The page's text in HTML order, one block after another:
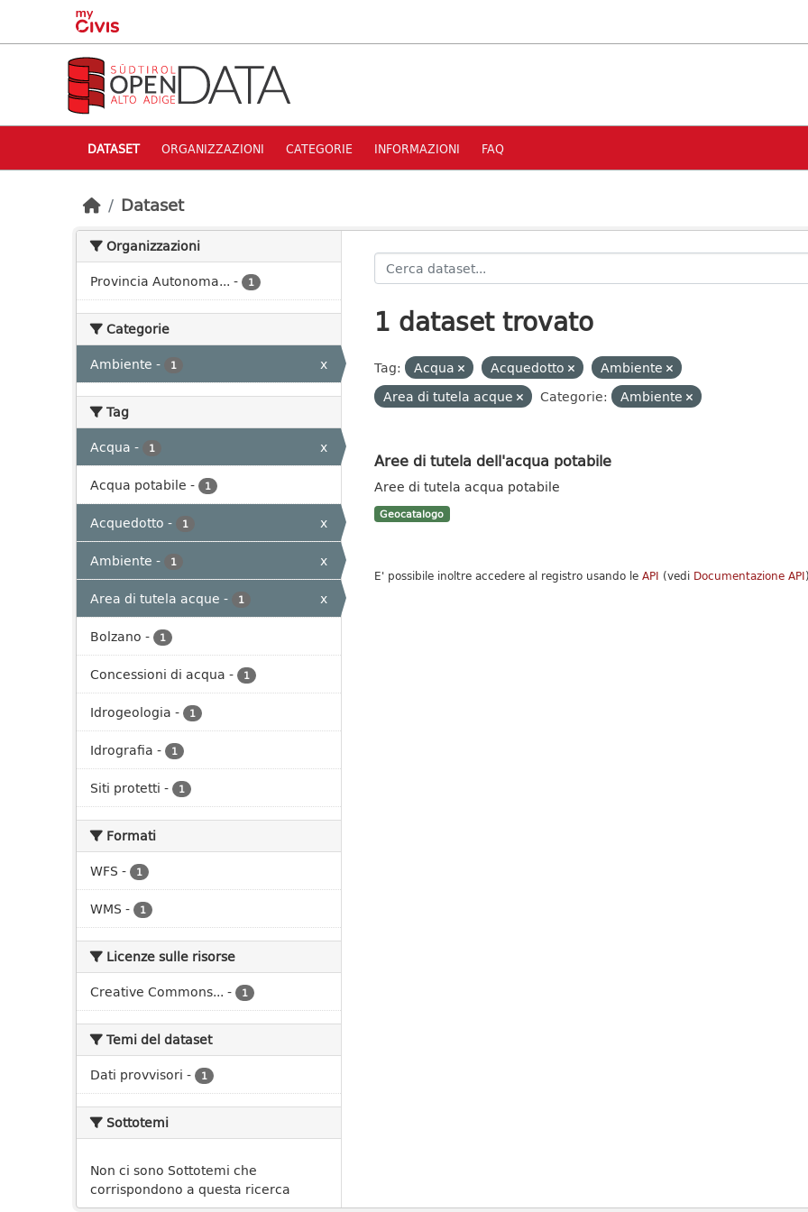
Skip to main content
DATASET ORGANIZZAZIONI CATEGORIE INFORMAZIONI FAQ
Dataset
Organizzazioni
Provincia Autonoma... - 1
Categorie
Ambiente - 1 x
Tag
Acqua - 1
x
Acqua potabile - 1
Acquedotto - 1
x
Ambiente - 1
x
Area di tutela acque - 1
x
Bolzano - 1
Concessioni di acqua - 1
Idrogeologia - 1
Idrografia - 1
Siti protetti - 1
Formati
WFS - 1
WMS - 1
Licenze sulle risorse
Creative Commons... - 1
Temi del dataset
Dati provvisori - 1
Sottotemi
Non ci sono Sottotemi che
corrispondono a questa ricerca
1 dataset trovato
Tag: Acqua Acquedotto
Ambiente
Area di tutela acque
Categorie: Ambiente
Aree di tutela dell'acqua potabile
Aree di tutela acqua potabile
Geocatalogo
E' possibile inoltre accedere al registro usando le API (vedi Documentazione API